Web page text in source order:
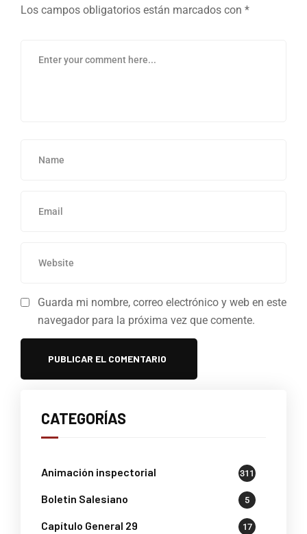
Los campos obligatorios están marcados con *
Guarda mi nombre, correo electrónico y web en este
navegador para la próxima vez que comente.
CATEGORÍAS
Animación inspectorial 311
Boletin Salesiano 5
Capítulo General 29 17